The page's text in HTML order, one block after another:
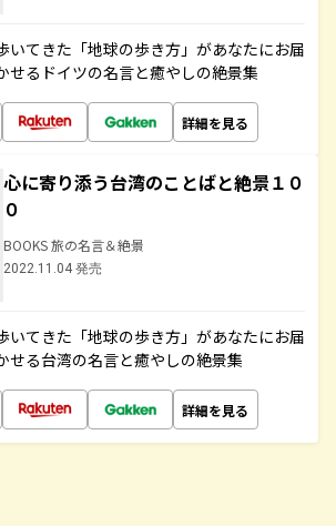
いてきた「地球の歩き方」があなたにお届
せるドイツの名言と癒やしの絶景集
詳細を見る
心に寄り添う台湾のことばと絶景１０
０
BOOKS 旅の名言＆絶景
2022.11.04 発売
いてきた「地球の歩き方」があなたにお届
せる台湾の名言と癒やしの絶景集
詳細を見る